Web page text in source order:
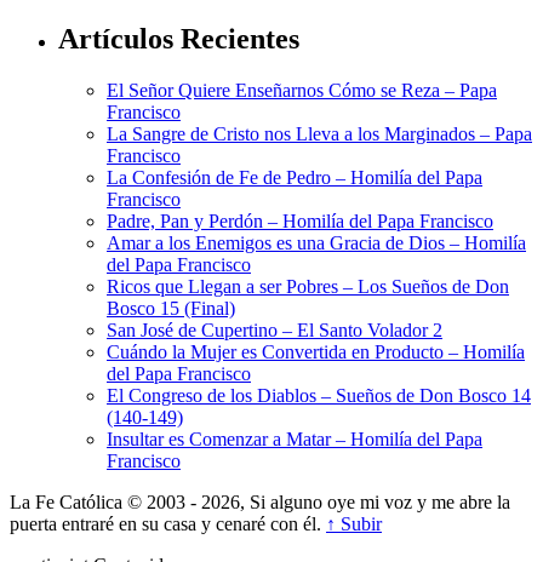
Artículos Recientes
El Señor Quiere Enseñarnos Cómo se Reza – Papa
Francisco
La Sangre de Cristo nos Lleva a los Marginados – Papa
Francisco
La Confesión de Fe de Pedro – Homilía del Papa
Francisco
Padre, Pan y Perdón – Homilía del Papa Francisco
Amar a los Enemigos es una Gracia de Dios – Homilía
del Papa Francisco
Ricos que Llegan a ser Pobres – Los Sueños de Don
Bosco 15 (Final)
San José de Cupertino – El Santo Volador 2
Cuándo la Mujer es Convertida en Producto – Homilía
del Papa Francisco
El Congreso de los Diablos – Sueños de Don Bosco 14
(140-149)
Insultar es Comenzar a Matar – Homilía del Papa
Francisco
La Fe Católica © 2003 - 2026, Si alguno oye mi voz y me abre la
puerta entraré en su casa y cenaré con él. ↑ Subir